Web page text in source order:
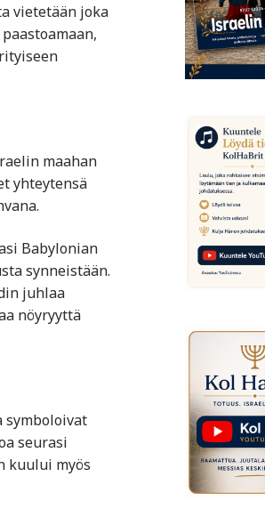
vietetään joka
maahan
yhteytensä
Babylonian
synneistään.
juhlaa
nöyryyttä
symboloivat
seurasi
kuului myös